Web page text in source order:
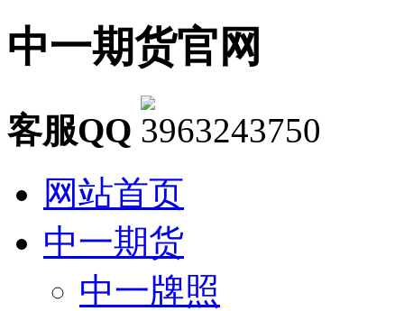
中一期货官网
客服QQ
网站首页
中一期货
中一牌照